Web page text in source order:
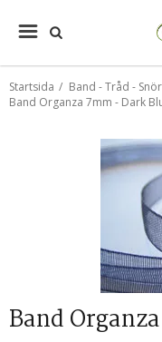
Startsida / Band - Tråd -
Band Organza 7mm - Dark
Band